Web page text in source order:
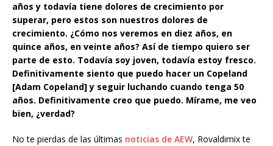
años y todavía tiene dolores de crecimiento por
superar, pero estos son nuestros dolores de
crecimiento. ¿Cómo nos veremos en diez años, en
quince años, en veinte años? Así de tiempo quiero ser
parte de esto. Todavía soy joven, todavía estoy fresco.
Definitivamente siento que puedo hacer un Copeland
[Adam Copeland] y seguir luchando cuando tenga 50
años. Definitivamente creo que puedo. Mírame, me veo
bien, ¿verdad?
No te pierdas de las últimas noticias de AEW, Rovaldimix te